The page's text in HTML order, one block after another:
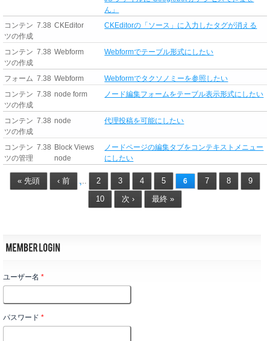
ん」
コンテン
ツの作成
7.38 CKEditor CKEditorの「ソース」に入力したタグが消える
コンテン
ツの作成
7.38 Webform Webformでテーブル形式にしたい
フォーム 7.38 Webform
Webformでタクソノミーを参照したい
コンテン
ツの作成
7.38 node form ノード編集フォームをテーブル表示形式にしたい
コンテン
ツの作成
7.38 node 代理投稿を可能にしたい
コンテン
ツの管理
7.38 Block Views
node
ノードページの編集タブをコンテキストメニュー
にしたい
« 先頭 ‹ 前 … 2 3 4 5 6 7 8
9
10
次 › 最終 »
ユーザー名 *
パスワード *